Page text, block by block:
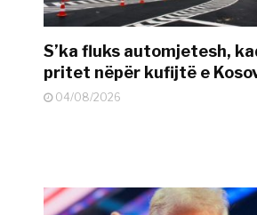
S’ka fluks automjetesh,
pritet nëpër kufijtë e
04/08/2026